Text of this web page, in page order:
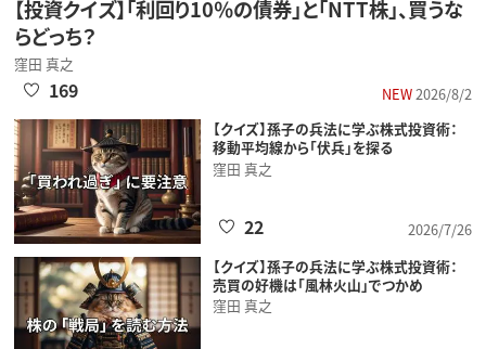
【投資クイズ】「利回り10％の債券」と「NTT株」、買うな
らどっち？
窪田 真之
NEW2026/8/2
169
【クイズ】孫子の兵法に学ぶ株式投資術：
移動平均線から「伏兵」を探る
窪田 真之
2026/7/26
22
【クイズ】孫子の兵法に学ぶ株式投資術：
売買の好機は「風林火山」でつかめ
窪田 真之